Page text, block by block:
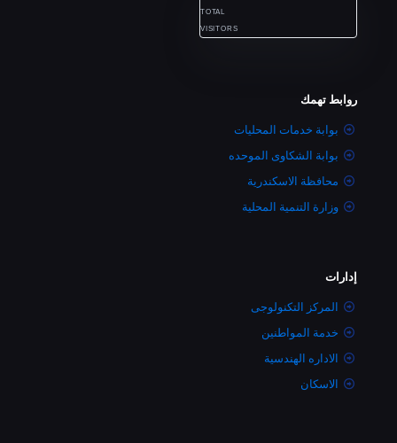
TOTAL
VISITORS
روابط تهمك
بوابة خدمات المحليات
بوابة الشكاوى الموحده
محافظة الاسكندرية
وزارة التنمية المحلية
إدارات
المركز التكنولوجى
خدمة المواطنين
الاداره الهندسية
الاسكان